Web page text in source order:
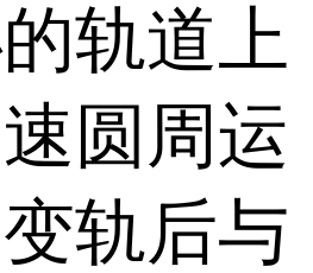
轨道上
圆周运
轨后与